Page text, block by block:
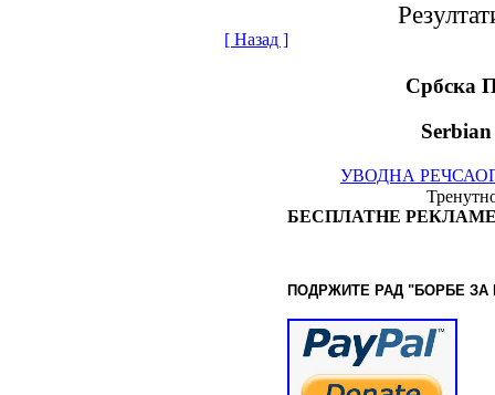
[ Назад ]
Србска
УВОДНА РЕЧ
БЕСПЛАТНЕ
ПОДРЖИТЕ РАД "БОРБЕ ЗА